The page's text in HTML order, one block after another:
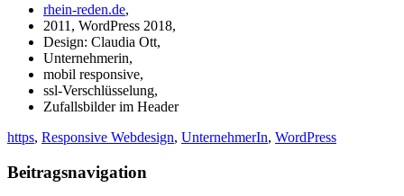
rhein-reden.de,
2011, WordPress 2018,
Design: Claudia Ott,
Unternehmerin,
mobil responsive,
ssl-Verschlüsselung,
Zufallsbilder im Header
https, Responsive Webdesign, UnternehmerIn, WordPress
Beitragsnavigation